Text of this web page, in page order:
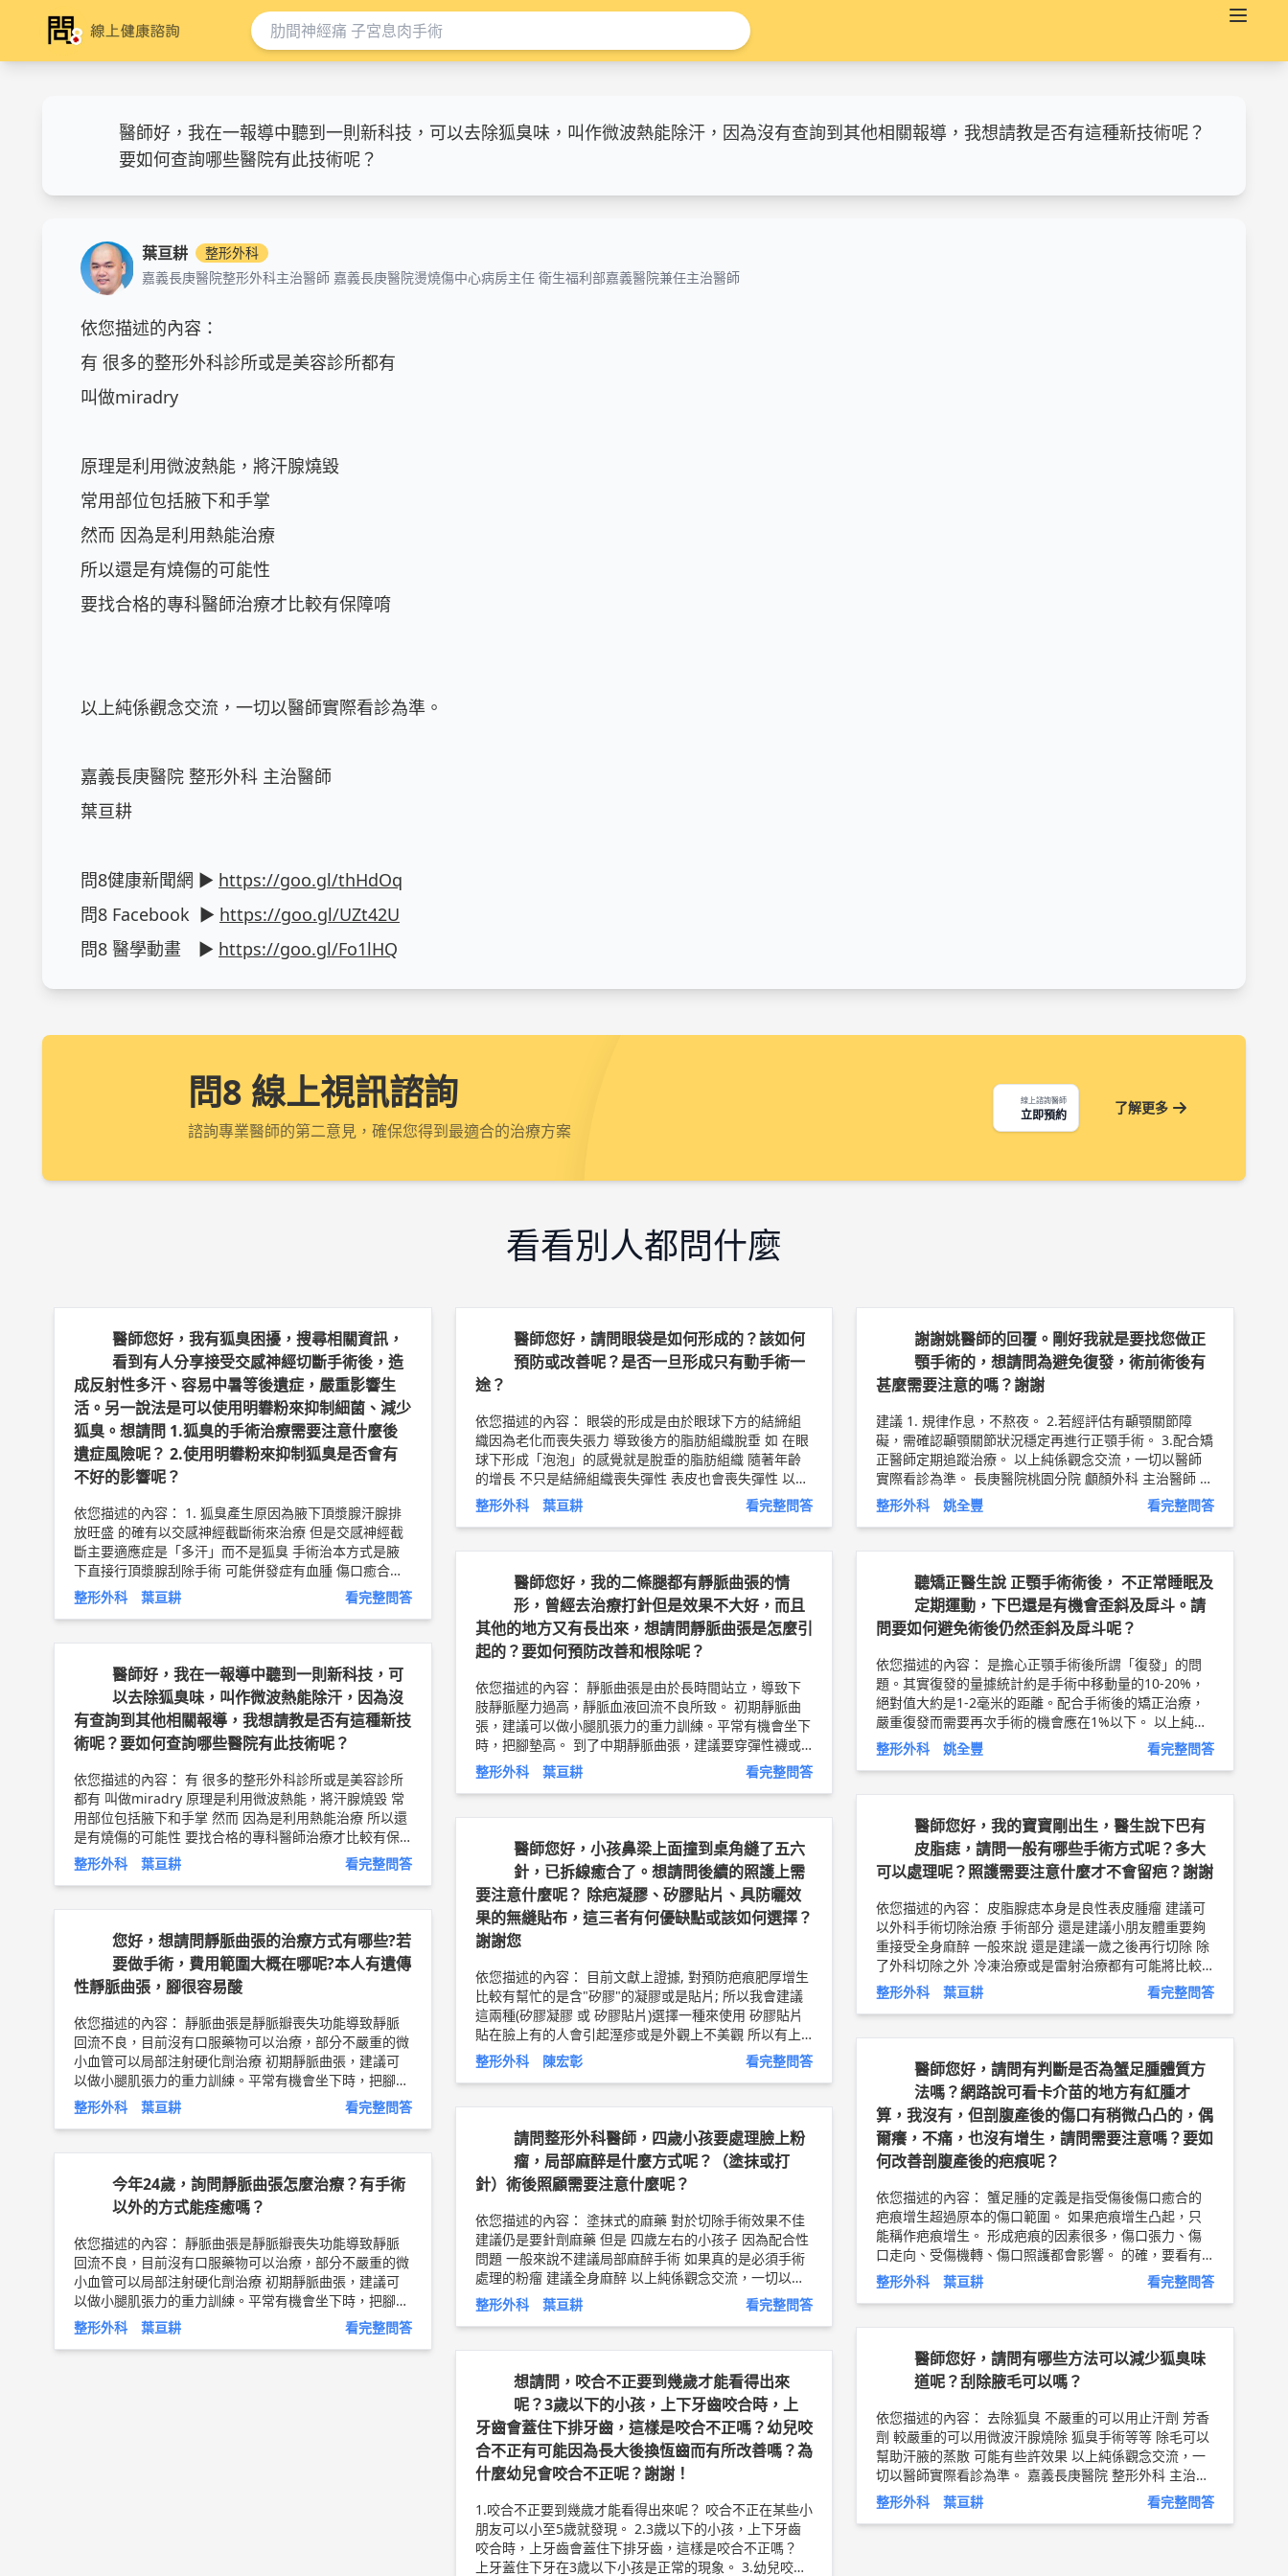
醫師好，我在一報導中聽到一則新科技，可以去除狐臭味，叫作微波熱能除汗，因為沒有查詢到其他相關報導，我想請教是否有這種新技術呢？
要如何查詢哪些醫院有此技術呢？
葉亘耕
整形外科
嘉義長庚醫院整形外科主治醫師 嘉義長庚醫院燙燒傷中心病房主任 衛生福利部嘉義醫院兼任主治醫師
依您描述的內容：
有 很多的整形外科診所或是美容診所都有
叫做miradry
原理是利用微波熱能，將汗腺燒毀
常用部位包括腋下和手掌
然而 因為是利用熱能治療
所以還是有燒傷的可能性
要找合格的專科醫師治療才比較有保障唷
以上純係觀念交流，一切以醫師實際看診為準。
嘉義長庚醫院 整形外科 主治醫師
葉亘耕
問8健康新聞網 ► https://goo.gl/thHdOq
問8 Facebook  ► https://goo.gl/UZt42U
問8 醫學動畫　► https://goo.gl/Fo1lHQ
問8 線上視訊諮詢
諮詢專業醫師的第二意見，確保您得到最適合的治療方案
線上諮詢醫師
立即預約 了解更多
看看別人都問什麼
醫師您好，我有狐臭困擾，搜尋相關資訊，
看到有人分享接受交感神經切斷手術後，造
成反射性多汗、容易中暑等後遺症，嚴重影響生
活。另一說法是可以使用明礬粉來抑制細菌、減少
狐臭。想請問 1.狐臭的手術治療需要注意什麼後
遺症風險呢？ 2.使用明礬粉來抑制狐臭是否會有
不好的影響呢？
依您描述的內容： 1. 狐臭產生原因為腋下頂漿腺汗腺排
放旺盛 的確有以交感神經截斷術來治療 但是交感神經截
斷主要適應症是「多汗」而不是狐臭 手術治本方式是腋
下直接行頂漿腺刮除手術 可能併發症有血腫 傷口癒合不
良 表皮壞死等等 2.明礬不是正規西醫治療 不做評論 狐臭
保守性療法包括 止汗劑 芳香劑 和微波熱能燒除汗腺 還有
看診為準。 嘉義長庚醫院 整形外科 主治醫師 葉亘耕 問8
健康新聞網 ►
https://goo.gl/thHdOq
問8 Facebook ►
https://goo.gl/UZt42U
問8 醫學動畫 ►https://goo.g
l/Fo1lHQ
整形外科 葉亘耕 看完整問答
醫師您好，請問眼袋是如何形成的？該如何
預防或改善呢？是否一旦形成只有動手術一
途？
依您描述的內容： 眼袋的形成是由於眼球下方的結締組
織因為老化而喪失張力 導致後方的脂肪組織脫垂 如 在眼
球下形成「泡泡」的感覺就是脫垂的脂肪組織 隨著年齡
的增長 不只是結締組織喪失彈性 表皮也會喪失彈性 以上
純係觀念交流，一切以醫師實際看診為準。 嘉義長庚醫
院 整形外科 主治醫師 葉亘耕 問8健康新聞網 ►https://
U問8 醫學動畫 ►https://goo.gl/Fo1lHQ
整形外科 葉亘耕 看完整問答
謝謝姚醫師的回覆。剛好我就是要找您做正
顎手術的，想請問為避免復發，術前術後有
甚麼需要注意的嗎？謝謝
建議 1. 規律作息，不熬夜。 2.若經評估有顳顎關節障
礙，需確認顳顎關節狀況穩定再進行正顎手術。 3.配合矯
正醫師定期追蹤治療。 以上純係觀念交流，一切以醫師
實際看診為準。 長庚醫院桃園分院 顱顏外科 主治醫師 姚
全豐 醫師簡介 ◆
整形外科 姚全豐 看完整問答
醫師您好，我的二條腿都有靜脈曲張的情
形，曾經去治療打針但是效果不大好，而且
其他的地方又有長出來，想請問靜脈曲張是怎麼引
起的？要如何預防改善和根除呢？
依您描述的內容： 靜脈曲張是由於長時間站立，導致下
肢靜脈壓力過高，靜脈血液回流不良所致。 初期靜脈曲
張，建議可以做小腿肌張力的重力訓練。平常有機會坐下
時，把腳墊高。 到了中期靜脈曲張，建議要穿彈性襪或
是彈性繃帶纏腳和小腿。建議可以穿500丹左右的彈性
襪，給予腿部30-40mmHg的加壓。一般建議早上在床上
建議要手術。將淺層靜脈切除或是將穿通枝靜脈燒灼，手
術方式就因醫師而異了。 嚴重靜脈曲張容易有靜脈性潰
瘍傷口，有傷口要盡快就醫 以上純係觀念交流，一切以
醫師實際看診為準。 嘉義長庚醫院 整形外科 主治醫師 葉
亘耕 問8健康新聞網 ►https://goo.gl/thHdOq問8 Fac
ebook ►https://goo.gl/UZt42U問8 醫學動畫 ►http
s://goo.gl/Fo1lHQ
整形外科 葉亘耕 看完整問答
聽矯正醫生說 正顎手術術後， 不正常睡眠及
定期運動，下巴還是有機會歪斜及戽斗。請
問要如何避免術後仍然歪斜及戽斗呢？
依您描述的內容： 是擔心正顎手術後所謂「復發」的問
題。其實復發的量據統計約是手術中移動量的10-20%，
絕對值大約是1-2毫米的距離。配合手術後的矯正治療，
嚴重復發而需要再次手術的機會應在1%以下。 以上純係
觀念交流，一切以醫師實際看診為準。 長庚醫院桃園分
http://bit.ly/2
整形外科 姚全豐 看完整問答
醫師好，我在一報導中聽到一則新科技，可
以去除狐臭味，叫作微波熱能除汗，因為沒
有查詢到其他相關報導，我想請教是否有這種新技
術呢？要如何查詢哪些醫院有此技術呢？
依您描述的內容： 有 很多的整形外科診所或是美容診所
都有 叫做miradry 原理是利用微波熱能，將汗腺燒毀 常
用部位包括腋下和手掌 然而 因為是利用熱能治療 所以還
是有燒傷的可能性 要找合格的專科醫師治療才比較有保
障唷 以上純係觀念交流，一切以醫師實際看診為準。 嘉
義長庚醫院 整形外科 主治醫師 葉亘耕 問8健康新聞網 ►
l/UZt42U問8 醫學動畫 ►https://goo.gl/Fo1lHQ
整形外科 葉亘耕 看完整問答
醫師您好，我的寶寶剛出生，醫生說下巴有
皮脂痣，請問一般有哪些手術方式呢？多大
可以處理呢？照護需要注意什麼才不會留疤？謝謝
依您描述的內容： 皮脂腺痣本身是良性表皮腫瘤 建議可
以外科手術切除治療 手術部分 還是建議小朋友體重要夠
重接受全身麻醉 一般來說 還是建議一歲之後再行切除 除
了外科切除之外 冷凍治療或是雷射治療都有可能將比較
表淺的部分治好 但是這部分就要小朋友可以配合局部麻
醉 疤痕部分 難免一定會有疤痕 只是嚴重程度有差別 身為
好好照顧 配合手術後良好的縫合和適當肉毒桿菌素注射
可以減緩疤痕的形成 以上純係觀念交流，一切以醫師實
際看診為準。 嘉義長庚醫院 整形外科 主治醫師 葉亘耕
問8健康新聞網 ►https://goo.gl/thHdOq問8 Faceboo
k ► https://goo.gl/UZt42U問8 醫學動畫 ►https://g
oo.gl/Fo1lHQ
整形外科 葉亘耕 看完整問答
醫師您好，小孩鼻梁上面撞到桌角縫了五六
針，已拆線癒合了。想請問後續的照護上需
要注意什麼呢？ 除疤凝膠、矽膠貼片、具防曬效
果的無縫貼布，這三者有何優缺點或該如何選擇？
謝謝您
依您描述的內容： 目前文獻上證據, 對預防疤痕肥厚增生
比較有幫忙的是含"矽膠"的凝膠或是貼片; 所以我會建議
這兩種(矽膠凝膠 或 矽膠貼片)選擇一種來使用 矽膠貼片
貼在臉上有的人會引起溼疹或是外觀上不美觀 所以有上
述顧慮的人建議使用矽膠凝膠 使用方法:一天早晚各一次,
覆蓋在疤痕上, 不用塗太厚, 使用至少半年 (疤痕成熟需要
厚增生也有幫助, 每日至少10次(越多次越好), 持續至少半
http://bit.ly/2CUZCPj
整形外科 陳宏彰 看完整問答
您好，想請問靜脈曲張的治療方式有哪些?若
要做手術，費用範圍大概在哪呢?本人有遺傳
性靜脈曲張，腳很容易酸
依您描述的內容： 靜脈曲張是靜脈瓣喪失功能導致靜脈
回流不良，目前沒有口服藥物可以治療，部分不嚴重的微
小血管可以局部注射硬化劑治療 初期靜脈曲張，建議可
以做小腿肌張力的重力訓練。平常有機會坐下時，把腳墊
高。 到了中期靜脈曲張，建議要穿彈性襪或是彈性繃帶
纏腳和小腿。建議可以穿500丹左右的彈性襪，給予腿部
工作結束，休息時。 更嚴重的靜脈曲張，建議要手術。
將淺層靜脈切除或是將穿通枝靜脈燒灼，手術方式就因醫
師而異了。 嚴重靜脈曲張容易有靜脈性潰瘍傷口，有傷
口要盡快就醫 以上純係觀念交流，一切以醫師實際看診
為準。 嘉義長庚醫院 整形外科 主治醫師 葉亘耕 醫師簡
介 ►http://bit.ly/2Lj5DK9
整形外科 葉亘耕 看完整問答
醫師您好，請問有判斷是否為蟹足腫體質方
法嗎？網路說可看卡介苗的地方有紅腫才
算，我沒有，但剖腹產後的傷口有稍微凸凸的，偶
爾癢，不痛，也沒有增生，請問需要注意嗎？要如
何改善剖腹產後的疤痕呢？
依您描述的內容： 蟹足腫的定義是指受傷後傷口癒合的
疤痕增生超過原本的傷口範圍。 如果疤痕增生凸起，只
能稱作疤痕增生。 形成疤痕的因素很多，傷口張力、傷
口走向、受傷機轉、傷口照護都會影響。 的確，要看有
沒有蟹足腫體質最簡單的方式，就是看卡介苗注射處，或
是其他有受過傷的地方。如果沒有瘋狂的疤痕增生，那機
疤痕很粗很醜還凸起怎麼辦。建議可以去找整形外科看
診。初期疤痕形成可以按摩、防曬、除疤凝膠或是除疤貼
片等。中期可以打類固醇、雷射、甚至放射線治療。到了
疤痕成熟後，還有手術切除重現縫合重新照顧一途！不過
還是要尋求專業，看到疤痕實際狀況才能給建議！ 希望
有幫到你 以上純係觀念交流，一切以醫師實際看診為
準。 嘉義長庚醫院 整形外科 主治醫師 葉亘耕 問8健康新
聞網 ►https://goo.gl/thHdOq 問8 Facebook ►http
s://goo.gl/UZt42U問8 醫學動畫 ►https://goo.gl/Fo
1lHQ
整形外科 葉亘耕 看完整問答
請問整形外科醫師，四歲小孩要處理臉上粉
瘤，局部麻醉是什麼方式呢？（塗抹或打
針）術後照顧需要注意什麼呢？
依您描述的內容： 塗抹式的麻藥 對於切除手術效果不佳
建議仍是要針劑麻藥 但是 四歲左右的小孩子 因為配合性
問題 一般來說不建議局部麻醉手術 如果真的是必須手術
處理的粉瘤 建議全身麻醉 以上純係觀念交流，一切以醫
師實際看診為準。 嘉義長庚醫院 整形外科 主治醫師 葉亘
耕 問8健康新聞網 ►
問8 Faceb
s://goo.gl/Fo1lHQ
整形外科 葉亘耕 看完整問答
今年24歲，詢問靜脈曲張怎麼治療？有手術
以外的方式能痊癒嗎？
依您描述的內容： 靜脈曲張是靜脈瓣喪失功能導致靜脈
回流不良，目前沒有口服藥物可以治療，部分不嚴重的微
小血管可以局部注射硬化劑治療 初期靜脈曲張，建議可
以做小腿肌張力的重力訓練。平常有機會坐下時，把腳墊
高。 到了中期靜脈曲張，建議要穿彈性襪或是彈性繃帶
纏腳和小腿。建議可以穿500丹左右的彈性襪，給予腿部
整形外科 葉亘耕 看完整問答
醫師您好，請問有哪些方法可以減少狐臭味
道呢？刮除腋毛可以嗎？
依您描述的內容： 去除狐臭 不嚴重的可以用止汗劑 芳香
劑 較嚴重的可以用微波汗腺燒除 狐臭手術等等 除毛可以
幫助汗腋的蒸散 可能有些許效果 以上純係觀念交流，一
切以醫師實際看診為準。 嘉義長庚醫院 整形外科 主治醫
師 葉亘耕 醫師簡介 ►
整形外科 葉亘耕 看完整問答
想請問，咬合不正要到幾歲才能看得出來
呢？3歲以下的小孩，上下牙齒咬合時，上
牙齒會蓋住下排牙齒，這樣是咬合不正嗎？幼兒咬
合不正有可能因為長大後換恆齒而有所改善嗎？為
什麼幼兒會咬合不正呢？謝謝！
1.咬合不正要到幾歲才能看得出來呢？ 咬合不正在某些小
朋友可以小至5歲就發現。 2.3歲以下的小孩，上下牙齒
咬合時，上牙齒會蓋住下排牙齒，這樣是咬合不正嗎？
上牙蓋住下牙在3歲以下小孩是正常的現象。 3.幼兒咬合